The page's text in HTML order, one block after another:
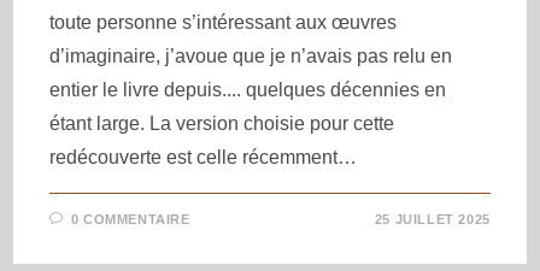
toute personne s’intéressant aux œuvres
d’imaginaire, j’avoue que je n’avais pas relu en
entier le livre depuis.... quelques décennies en
étant large. La version choisie pour cette
redécouverte est celle récemment…
0 COMMENTAIRE 25 JUILLET 2025